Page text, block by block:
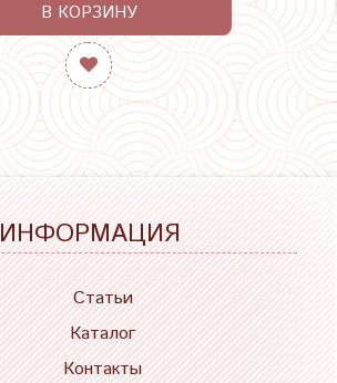
В КОРЗИНУ
ИНФОРМАЦИЯ
Статьи
Каталог
Контакты